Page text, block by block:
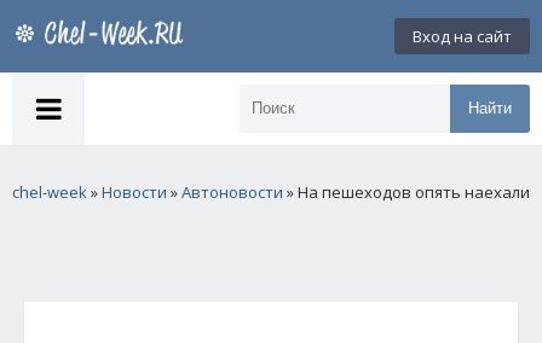
Вход на сайт
Найти
chel-week»Новости »Автоновости » На пешеходов опять наехали